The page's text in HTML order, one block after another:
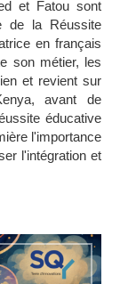
et Fatou sont
de la Réussite
en français
son métier, les
et revient sur
avant de
éducative
l'importance
l'intégration et